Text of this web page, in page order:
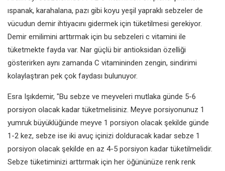
ıspanak, karahalana, pazı gibi koyu yeşil yapraklı sebzeler de
vücudun demir ihtiyacını gidermek için tüketilmesi gerekiyor.
Demir emilimini arttırmak için bu sebzeleri c vitamini ile
tüketmekte fayda var. Nar güçlü bir antioksidan özelliği
gösterirken aynı zamanda C vitamininden zengin, sindirimi
kolaylaştıran pek çok faydası bulunuyor.
Esra Işıkdemir, "Bu sebze ve meyveleri mutlaka günde 5-6
porsiyon olacak kadar tüketmelisiniz. Meyve porsiyonunuz 1
yumruk büyüklüğünde meyve 1 porsiyon olacak şekilde günde
1-2 kez, sebze ise iki avuç içinizi dolduracak kadar sebze 1
porsiyon olacak şekilde en az 4-5 porsiyon kadar tüketilmelidir.
Sebze tüketiminizi arttırmak için her öğününüze renk renk